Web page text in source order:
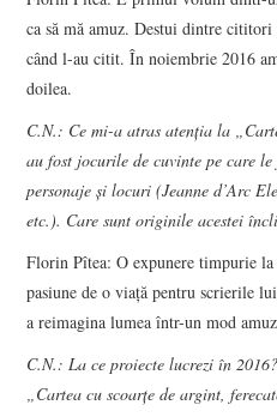
ca să mă amuz. Destui dintre
când l-au citit. În noiembrie 2016
doilea.
C.N.: Ce mi-a atras atenția la
au fost jocurile de cuvinte pe care
personaje și locuri (Jeanne d’Arc
etc.). Care sunt originile acestei
Florin Pîtea: O expunere timpurie
pasiune de o viață pentru scrierile
a reimagina lumea într-un mod
C.N.: La ce proiecte lucrezi în
„Cartea cu scoarțe de argint,